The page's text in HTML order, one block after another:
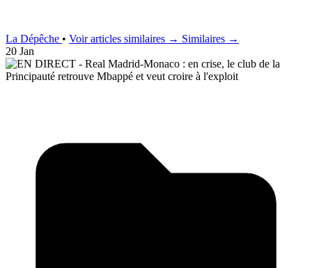
La Dépêche • Voir articles similaires → Similaires →
20 Jan